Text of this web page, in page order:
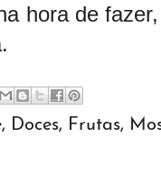
hora de
, Doces, Frutas,